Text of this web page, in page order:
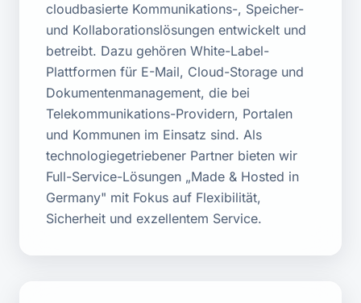
cloudbasierte Kommunikations-, Speicher-
und Kollaborationslösungen entwickelt und
betreibt. Dazu gehören White-Label-
Plattformen für E-Mail, Cloud-Storage und
Dokumentenmanagement, die bei
Telekommunikations-Providern, Portalen
und Kommunen im Einsatz sind. Als
technologiegetriebener Partner bieten wir
Full-Service-Lösungen „Made & Hosted in
Germany" mit Fokus auf Flexibilität,
Sicherheit und exzellentem Service.